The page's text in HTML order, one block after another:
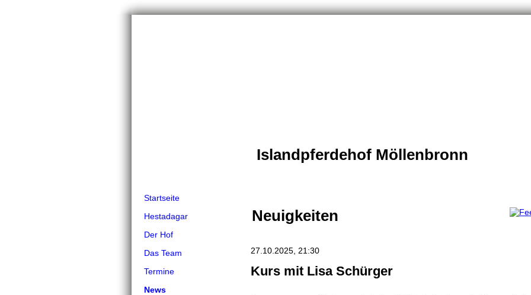
Islandpferdehof Möllenbronn
Startseite
Hestadagar
Der Hof
Das Team
Termine
News
Neuigkeiten
27.10.2025, 21:30
Kurs mit Lisa Schürger